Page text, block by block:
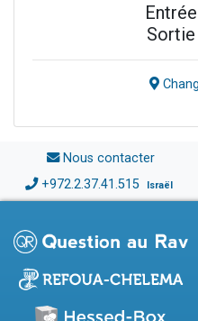
Sortie
Nous contacter
+972.2.37.41.515 Israël